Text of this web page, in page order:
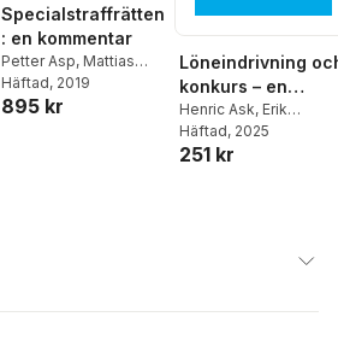
Specialstraffrätten
: en kommentar
Petter Asp, Mattias
Larsson ,Mari-Ann
Roos, Josef Zila
Häftad, 2019
895 kr
Löneindrivning
konkurs – en
facklig
handledning
Henric Ask, Erik
Danhard
Häftad, 2025
251 kr